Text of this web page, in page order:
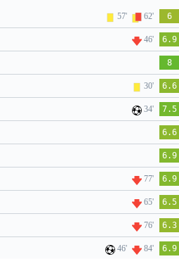
57' 62' 6
46' 6.9
8
30' 6.6
34' 7.5
6.6
6.9
77' 6.9
65' 6.5
76' 6.3
46' 84' 6.9